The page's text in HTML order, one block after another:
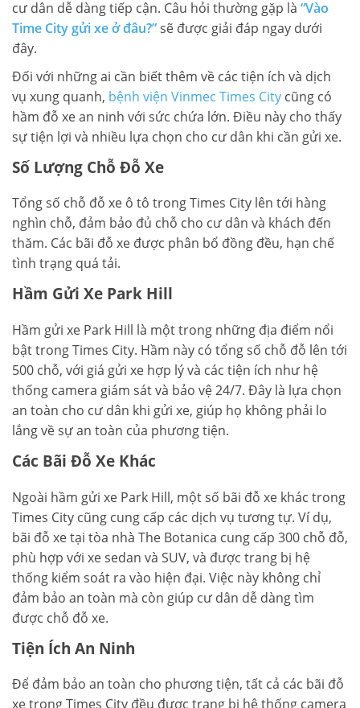
cư dân dễ dàng tiếp cận. Câu hỏi thường gặp là “Vào
Time City gửi xe ở đâu?”sẽ được giải đáp ngay dưới
đây.
Đối với những ai cần biết thêm về các tiện ích và dịch
vụ xung quanh, bệnh viện Vinmec Times City cũng có
hầm đỗ xe an ninh với sức chứa lớn. Điều này cho thấy
sự tiện lợi và nhiều lựa chọn cho cư dân khi cần gửi xe.
Số Lượng Chỗ Đỗ Xe
Tổng số chỗ đỗ xe ô tô trong Times City lên tới hàng
nghìn chỗ, đảm bảo đủ chỗ cho cư dân và khách đến
thăm. Các bãi đỗ xe được phân bổ đồng đều, hạn chế
tình trạng quá tải.
Hầm Gửi Xe Park Hill
Hầm gửi xe Park Hill là một trong những địa điểm nổi
bật trong Times City. Hầm này có tổng số chỗ đỗ lên tới
500 chỗ, với giá gửi xe hợp lý và các tiện ích như hệ
thống camera giám sát và bảo vệ 24/7. Đây là lựa chọn
an toàn cho cư dân khi gửi xe, giúp họ không phải lo
lắng về sự an toàn của phương tiện.
Các Bãi Đỗ Xe Khác
Ngoài hầm gửi xe Park Hill, một số bãi đỗ xe khác trong
Times City cũng cung cấp các dịch vụ tương tự. Ví dụ,
bãi đỗ xe tại tòa nhà The Botanica cung cấp 300 chỗ đỗ,
phù hợp với xe sedan và SUV, và được trang bị hệ
thống kiểm soát ra vào hiện đại. Việc này không chỉ
đảm bảo an toàn mà còn giúp cư dân dễ dàng tìm
được chỗ đỗ xe.
Tiện Ích An Ninh
Để đảm bảo an toàn cho phương tiện, tất cả các bãi đỗ
xe trong Times City đều được trang bị hệ thống camera